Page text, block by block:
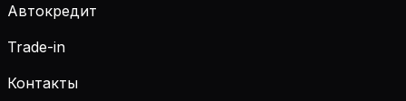
Автокредит
Trade-in
Контакты